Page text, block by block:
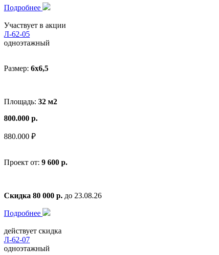
Подробнее
Участвует в акции
Л-62-05
одноэтажный
Размер: 6x6,5
Площадь: 32 м2
800.000 р.
880.000 ₽
Проект от: 9 600 р.
Скидка 80 000 р. до 23.08.26
Подробнее
действует скидка
Л-62-07
одноэтажный